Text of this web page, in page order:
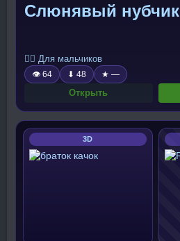
Слюнявый нубчик
🧍‍♂️ Для мальчиков
👁 64 ⬇ 48 ★ —
Открыть
3D